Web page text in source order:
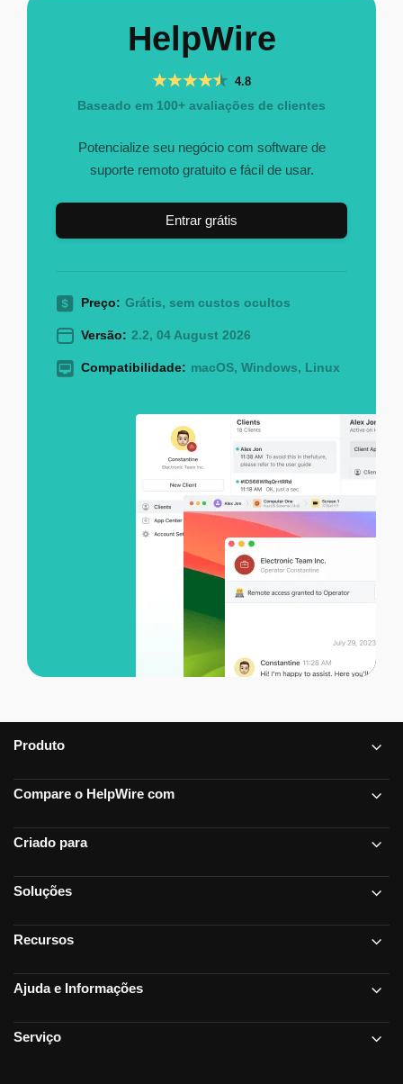
HelpWire
4.8
Baseado em 100+ avaliações de clientes
Potencialize seu negócio com software de
suporte remoto gratuito e fácil de usar.
Entrar grátis
Preço: Grátis, sem custos ocultos
Versão: 2.2, 04 August 2026
Compatibilidade: macOS, Windows, Linux
Produto
Compare o HelpWire com
Criado para
Soluções
Recursos
Ajuda e Informações
Serviço